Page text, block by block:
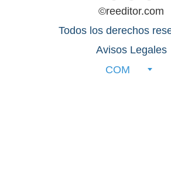
©reeditor.com
Todos los derechos
Avisos Legales